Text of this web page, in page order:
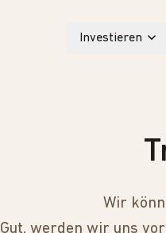
Investieren
Wir
Gut, werden wir uns